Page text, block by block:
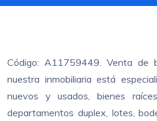
Código: A11759449. Venta de
nuestra inmobiliaria está
nuevos y usados, bienes
departamentos duplex, lotes,